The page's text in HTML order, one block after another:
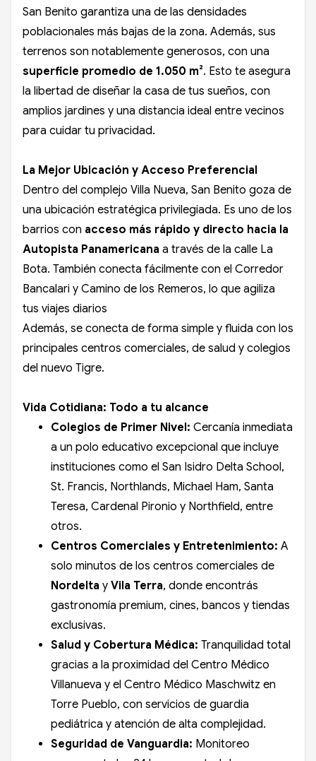
San Benito garantiza una de las densidades
poblacionales más bajas de la zona. Además, sus
terrenos son notablemente generosos, con una
superficie promedio de 1.050 m². Esto te asegura
la libertad de diseñar la casa de tus sueños, con
amplios jardines y una distancia ideal entre vecinos
para cuidar tu privacidad.
La Mejor Ubicación y Acceso Preferencial
Dentro del complejo Villa Nueva, San Benito goza de
una ubicación estratégica privilegiada. Es uno de los
barrios con acceso más rápido y directo hacia la
Autopista Panamericana a través de la calle La
Bota. También conecta fácilmente con el Corredor
Bancalari y Camino de los Remeros, lo que agiliza
tus viajes diarios
Además, se conecta de forma simple y fluida con los
principales centros comerciales, de salud y colegios
del nuevo Tigre.
Vida Cotidiana: Todo a tu alcance
Colegios de Primer Nivel: Cercanía inmediata
a un polo educativo excepcional que incluye
instituciones como el San Isidro Delta School,
St. Francis, Northlands, Michael Ham, Santa
Teresa, Cardenal Pironio y Northfield, entre
otros.
Centros Comerciales y Entretenimiento: A
solo minutos de los centros comerciales de
Nordelta y Vila Terra, donde encontrás
gastronomía premium, cines, bancos y tiendas
exclusivas.
Salud y Cobertura Médica: Tranquilidad total
gracias a la proximidad del Centro Médico
Villanueva y el Centro Médico Maschwitz en
Torre Pueblo, con servicios de guardia
pediátrica y atención de alta complejidad.
Seguridad de Vanguardia: Monitoreo